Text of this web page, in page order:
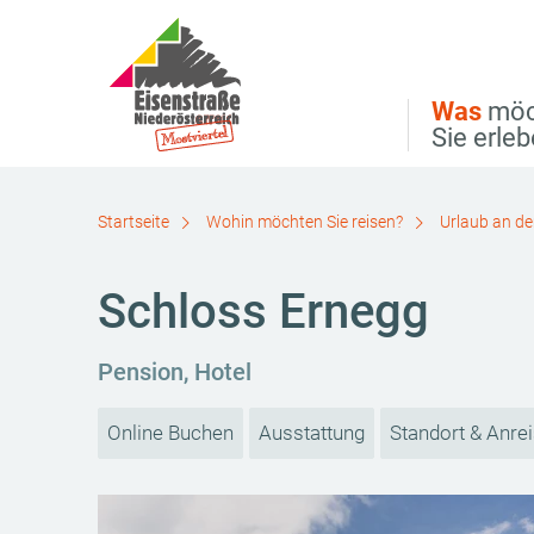
Direkt zur Volltextsuche
Direkt zum Inhalt
Was
Sie
Startseite Wohin möchten Sie reisen? Urlaub an
Schloss Ernegg
Pension, Hotel
Online Buchen Ausstattung Standort &